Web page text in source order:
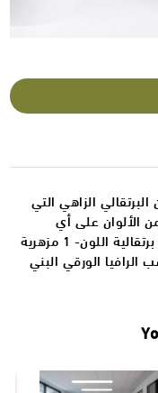
الزاهي التي
الألوان على أي
مساحة. تفاصيل المنتج:- 8 زهور غلاديلاس برتقالية اللون- 1 مزهرية